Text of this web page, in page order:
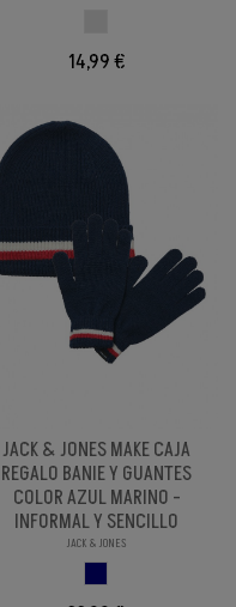
14,99 €
JACK & JONES MAKE CAJA
REGALO BANIE Y GUANTES
COLOR AZUL MARINO -
INFORMAL Y SENCILLO
JACK & JONES